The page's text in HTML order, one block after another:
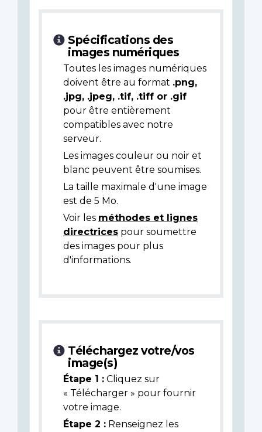
Spécifications des
images numériques
Toutes les images numériques
doivent être au format .png,
.jpg, .jpeg, .tif, .tiff or .gif
pour être entièrement
compatibles avec notre
serveur.
Les images couleur ou noir et
blanc peuvent être soumises.
La taille maximale d'une image
est de 5 Mo.
Voir les méthodes et lignes
directrices pour soumettre
des images pour plus
d'informations.
Téléchargez votre/vos
image(s)
Étape 1 : Cliquez sur
« Télécharger » pour fournir
votre image.
Étape 2 : Renseignez les